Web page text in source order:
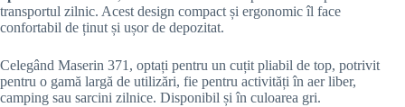
transportul zilnic. Acest design compact și ergonomic îl face
confortabil de ținut și ușor de depozitat.
Celegând Maserin 371, optați pentru un cuțit pliabil de top, potrivit
pentru o gamă largă de utilizări, fie pentru activități în aer liber,
camping sau sarcini zilnice. Disponibil și în culoarea gri.